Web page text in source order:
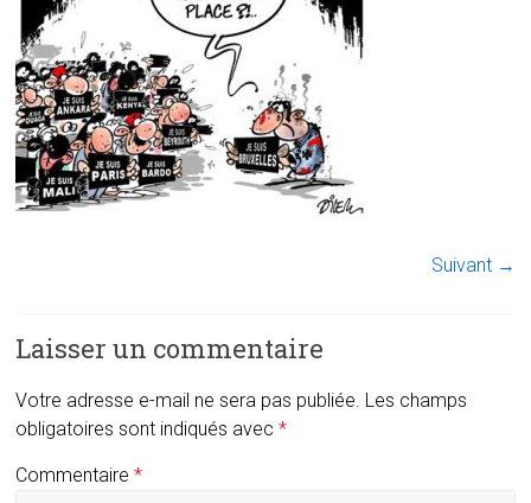
Suivant →
Laisser un commentaire
Votre adresse e-mail ne sera pas publiée. Les champs
obligatoires sont indiqués avec*
Commentaire*